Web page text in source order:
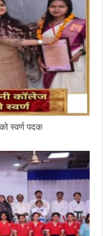
स्वर्ण पदक